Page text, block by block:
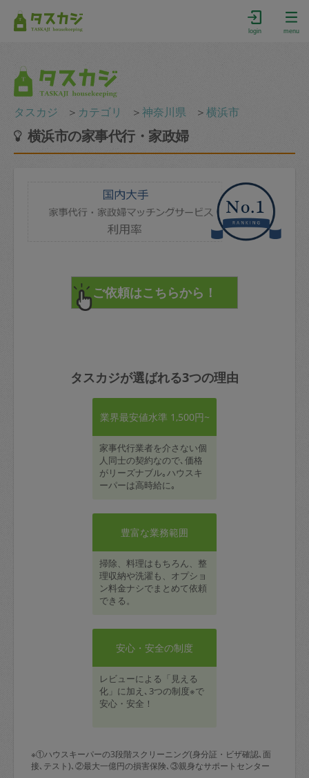
login menu
タスカジ ＞ カテゴリ ＞神奈川県 ＞横浜市
横浜市の家事代行・家政婦
タスカジが選ばれる3つの理由
業界最安値水準 1,500円~
家事代行業者を介さない個
人同士の契約なので､価格
がリーズナブル｡ハウスキ
ーパーは高時給に｡
豊富な業務範囲
掃除、料理はもちろん、整
理収納や洗濯も、オプショ
ン料金ナシでまとめて依頼
できる。
安心・安全の制度
レビューによる「見える
化」に加え､3つの制度※で
安心・安全！
※①ハウスキーパーの3段階スクリーニング(身分証・ビザ確認､面
接､テスト)､②最大一億円の損害保険､③親身なサポートセンター